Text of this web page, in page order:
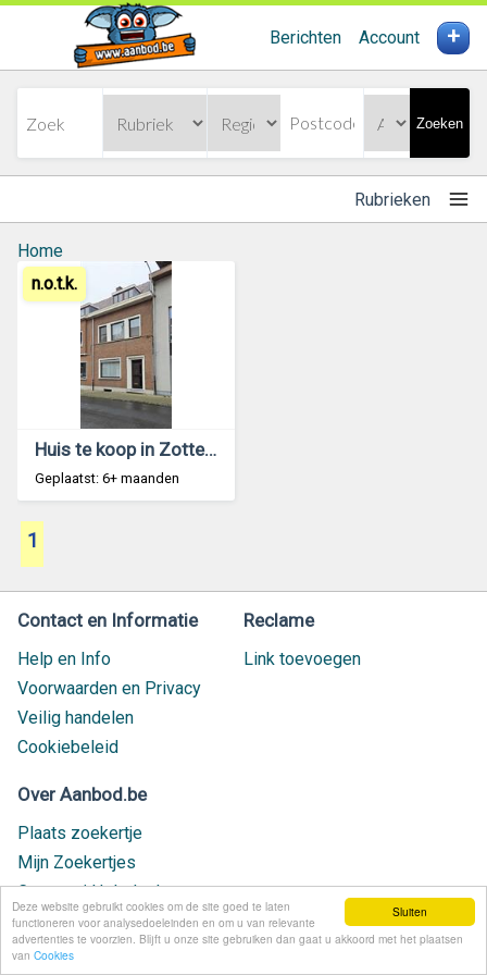
Sluiten
Deze website gebruikt cookies om de site goed te laten
functioneren voor analysedoeleinden en om u van relevante
advertenties te voorzien. Blijft u onze site gebruiken dan gaat u akkoord met het plaatsen
van Cookies
Berichten Account +
Zoeken
Rubrieken
Home
Huis te koop in Zottegem, 3 slaapkamers
Geplaatst: 6+ maanden
n.o.t.k.
1
Contact en Informatie
Help en Info
Voorwaarden en Privacy
Veilig handelen
Cookiebeleid
Reclame
Link toevoegen
Over Aanbod.be
Plaats zoekertje
Mijn Zoekertjes
Contact / Helpdesk
Nieuw geplaatst